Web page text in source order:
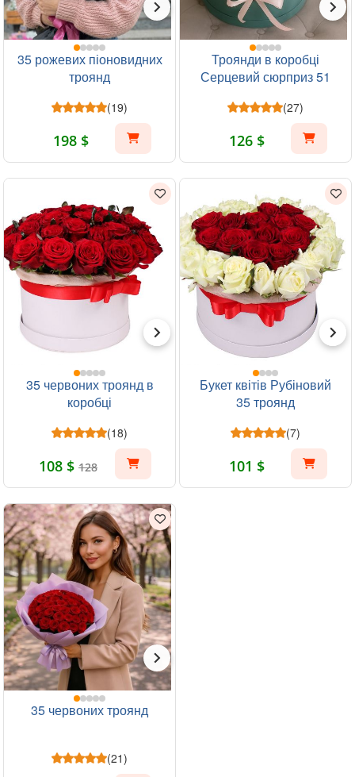
35 рожевих піоновидних
троянд
(19)
198 $
Троянди в коробці
Серцевий сюрприз 51
(27)
126 $
35 червоних троянд в
коробці
(18)
108 $ 128
Букет квітів Рубіновий
35 троянд
(7)
101 $
35 червоних троянд
(21)